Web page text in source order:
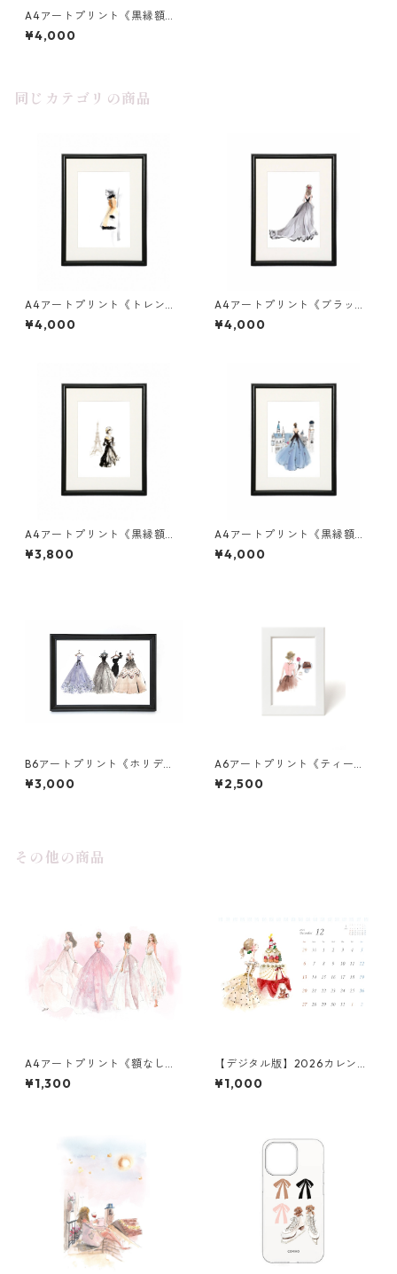
A4アートプリント《黒縁額》
ベアとティアラ
¥4,000
同じカテゴリの商品
A4アートプリント《トレンチ
コート》黒額縁
¥4,000
A4アートプリント《ブラック
ファードレス》黒額縁
¥4,000
A4アートプリント《黒縁額》
エッフェル塔
¥3,800
A4アートプリント《黒縁額》
ブルードレス
¥4,000
B6アートプリント《ホリデー
ドレス(ラベンダー/ピンク)》
黒額縁
¥3,000
A6アートプリント《ティータ
イム（ピンク/アイスブル
ー）》白額縁
¥2,500
その他の商品
A4アートプリント《額なし》
ピンクドレス
¥1,300
【デジタル版】2026カレンダ
ー
¥1,000